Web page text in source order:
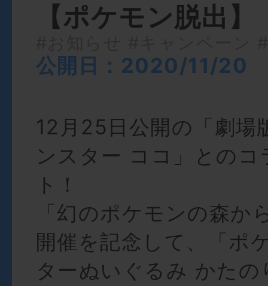
【ポケモン脱出】
公開日：2020/11/20
12月25日公開の「劇場
ンスター ココ」とのコ
ト！
「幻のポケモンの森か
開催を記念して、「ポ
ターぬいぐるみ かたの